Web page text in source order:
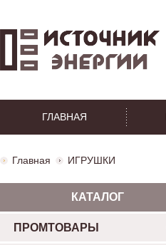
ГЛАВНАЯ
Главная ИГРУШКИ
КАТАЛОГ
ПРОМТОВАРЫ